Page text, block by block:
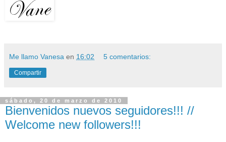
Me llamo Vanesa en 16:02 5 comentarios:
Compartir
sábado, 20 de marzo de 2010
Bienvenidos nuevos seguidores!!! //
Welcome new followers!!!